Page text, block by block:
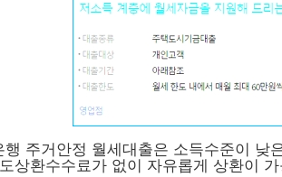
행 주거안정 월세대출은 소득수준이 낮
상환수수료가 없이 자유롭게 상환이